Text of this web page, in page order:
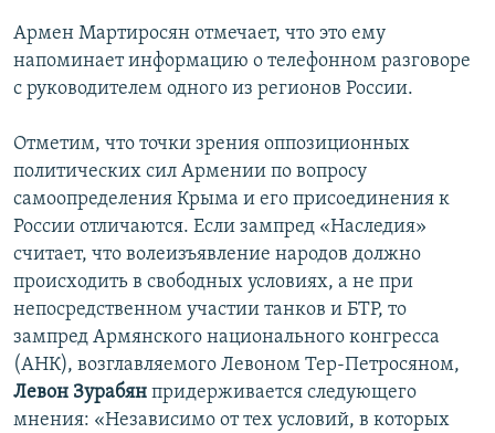
Армен Мартиросян отмечает, что это ему
напоминает информацию о телефонном разговоре
с руководителем одного из регионов России.
​Отметим, что точки зрения оппозиционных
политических сил Армении по вопросу
самоопределения Крыма и его присоединения к
России отличаются. Если зампред «Наследия»
считает, что волеизъявление народов должно
происходить в свободных условиях, а не при
непосредственном участии танков и БТР, то
зампред Армянского национального конгресса
(АНК), возглавляемого Левоном Тер-Петросяном,
Левон Зурабян придерживается следующего
мнения: «Независимо от тех условий, в которых